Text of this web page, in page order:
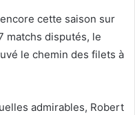
cette saison sur
matchs disputés, le
le chemin des filets à
admirables, Robert